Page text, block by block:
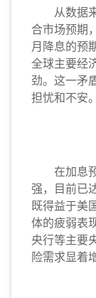
从数据来
合市场预期
月降息的预
全球主要经
劲。这一矛
担忧和不安。
在加息预
强，目前已
既得益于美
体的疲弱表
央行等主要
险需求显着